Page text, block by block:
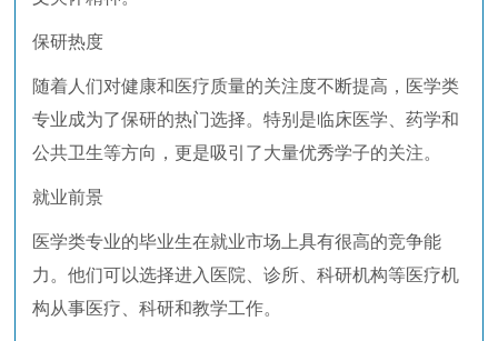
保研热度
随着人们对健康和医疗质量的关注度不断提高，医学类
专业成为了保研的热门选择。特别是临床医学、药学和
公共卫生等方向，更是吸引了大量优秀学子的关注。
就业前景
医学类专业的毕业生在就业市场上具有很高的竞争能
力。他们可以选择进入医院、诊所、科研机构等医疗机
构从事医疗、科研和教学工作。